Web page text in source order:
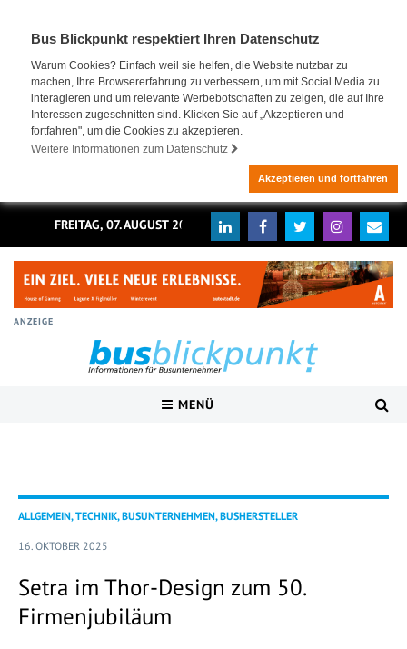
Bus Blickpunkt respektiert Ihren Datenschutz
Warum Cookies? Einfach weil sie helfen, die Website nutzbar zu
machen, Ihre Browsererfahrung zu verbessern, um mit Social Media zu
interagieren und um relevante Werbebotschaften zu zeigen, die auf Ihre
Interessen zugeschnitten sind. Klicken Sie auf „Akzeptieren und
fortfahren", um die Cookies zu akzeptieren.
Weitere Informationen zum Datenschutz
Akzeptieren und fortfahren
FREITAG, 07. AUGUST 2026
ANZEIGE
MENÜ
ALLGEMEIN, TECHNIK, BUSUNTERNEHMEN, BUSHERSTELLER
16. OKTOBER 2025
Setra im Thor-Design zum 50.
Firmenjubiläum